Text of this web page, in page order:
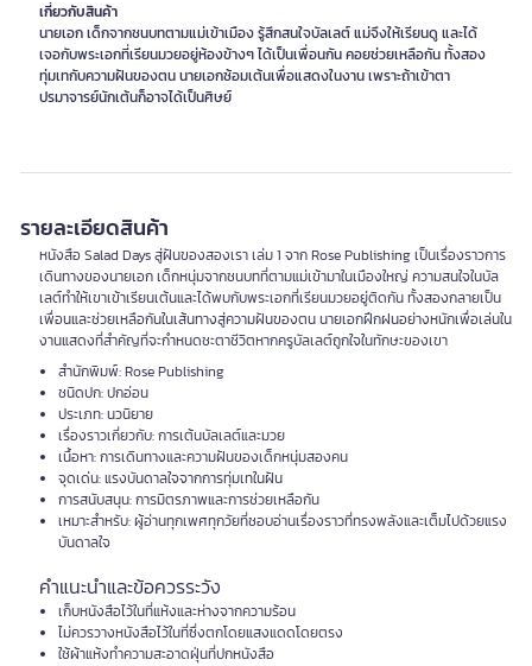
เกี่ยวกับสินค้า
นายเอก เด็กจากชนบทตามแม่เข้าเมือง รู้สึกสนใจบัลเลต์ แม่จึงให้เรียนดู และได้
เจอกับพระเอกที่เรียนมวยอยู่ห้องข้างๆ ได้เป็นเพื่อนกัน คอยช่วยเหลือกัน ทั้งสอง
ทุ่มเทกับความฝันของตน นายเอกซ้อมเต้นเพื่อแสดงในงาน เพราะถ้าเข้าตา
ปรมาจารย์นักเต้นก็อาจได้เป็นศิษย์
รายละเอียดสินค้า
หนังสือ Salad Days สู่ฝันของสองเรา เล่ม 1 จาก Rose Publishing เป็นเรื่องราวการ
เดินทางของนายเอก เด็กหนุ่มจากชนบทที่ตามแม่เข้ามาในเมืองใหญ่ ความสนใจในบัล
เลต์ทำให้เขาเข้าเรียนเต้นและได้พบกับพระเอกที่เรียนมวยอยู่ติดกัน ทั้งสองกลายเป็น
เพื่อนและช่วยเหลือกันในเส้นทางสู่ความฝันของตน นายเอกฝึกฝนอย่างหนักเพื่อเล่นใน
งานแสดงที่สำคัญที่จะกำหนดชะตาชีวิตหากครูบัลเลต์ถูกใจในทักษะของเขา
สำนักพิมพ์: Rose Publishing
ชนิดปก: ปกอ่อน
ประเภท: นวนิยาย
เรื่องราวเกี่ยวกับ: การเต้นบัลเลต์และมวย
เนื้อหา: การเดินทางและความฝันของเด็กหนุ่มสองคน
จุดเด่น: แรงบันดาลใจจากการทุ่มเทในฝัน
การสนับสนุน: การมิตรภาพและการช่วยเหลือกัน
เหมาะสำหรับ: ผู้อ่านทุกเพศทุกวัยที่ชอบอ่านเรื่องราวที่ทรงพลังและเต็มไปด้วยแรง
บันดาลใจ
คำแนะนำและข้อควรระวัง
เก็บหนังสือไว้ในที่แห้งและห่างจากความร้อน
ไม่ควรวางหนังสือไว้ในที่ซึ่งตกโดยแสงแดดโดยตรง
ใช้ผ้าแห้งทำความสะอาดฝุ่นที่ปกหนังสือ